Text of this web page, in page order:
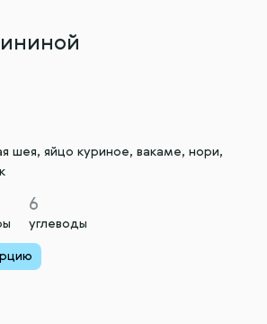
шея, яйцо куриное, вакаме, нори,
6
углеводы